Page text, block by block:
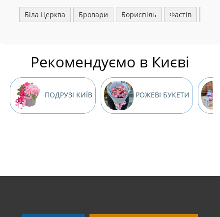
Біла Церква Бровари Бориспіль Фастів
Рекомендуємо в Києві
ПОДРУЗІ КИЇВ РОЖЕВІ БУКЕТИ